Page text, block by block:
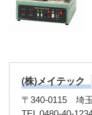
(株)メイテック
〒340-0115 埼